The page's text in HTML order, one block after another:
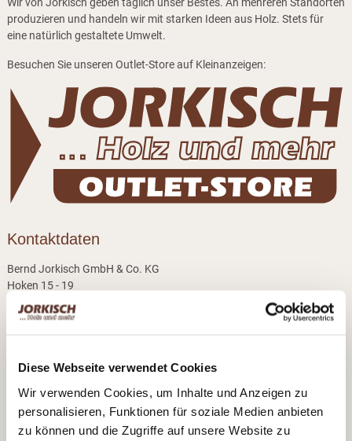
Diese Webseite verwendet Cookies
Wir verwenden Cookies, um Inhalte und Anzeigen zu
personalisieren, Funktionen für soziale Medien anbieten
zu können und die Zugriffe auf unsere Website zu
produzieren und handeln wir mit starken Ideen aus Holz. Stets für
eine natürlich gestaltete Umwelt.
Besuchen Sie unseren Outlet-Store auf Kleinanzeigen:
Kontaktdaten
Bernd Jorkisch GmbH & Co. KG
Hoken 15 - 19
24635 Daldorf
E-Mail:info@jorkisch.de
Folgen Sie dem Joda®-Marken-Onlineshop: